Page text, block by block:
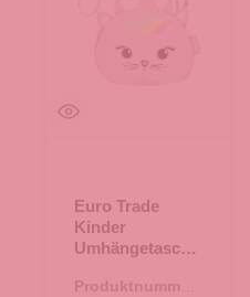
Euro Trade
Kinder
Umhängetasche
Produktnummer: